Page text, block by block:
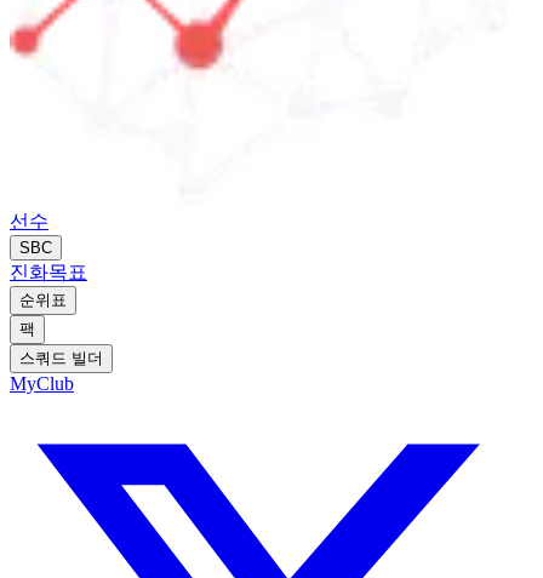
선수
SBC
진화목표
순위표
팩
스쿼드 빌더
MyClub